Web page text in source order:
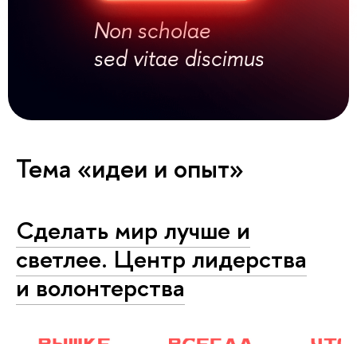
Non scholae
sed vitae discimus
Тема «идеи и опыт»
Сделать мир лучше и
светлее. Центр лидерства
и волонтерства